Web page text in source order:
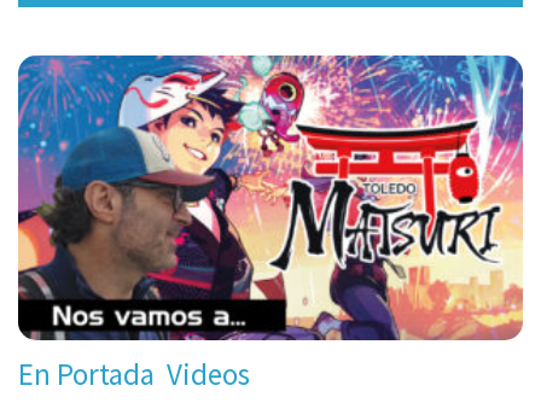
En Portada Videos